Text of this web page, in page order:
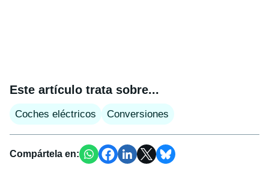
Este artículo trata sobre...
Coches eléctricos Conversiones
Compártela en: